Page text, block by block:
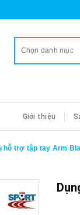
Chọn danh mục
Giới thiệu
hỗ trợ tập tay Arm